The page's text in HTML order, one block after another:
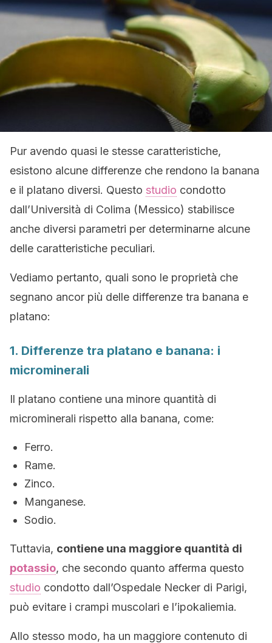
Pur avendo quasi le stesse caratteristiche,
esistono alcune differenze che rendono la banana
e il platano diversi. Questo studio condotto
dall’Università di Colima (Messico) stabilisce
anche diversi parametri per determinarne alcune
delle caratteristiche peculiari.
Vediamo pertanto, quali sono le proprietà che
segnano ancor più delle differenze tra banana e
platano:
1. Differenze tra platano e banana: i
microminerali
Il platano contiene una minore quantità di
microminerali rispetto alla banana, come:
Ferro.
Rame.
Zinco.
Manganese.
Sodio.
Tuttavia, contiene una maggiore quantità di
potassio, che secondo quanto afferma questo
studio condotto dall’Ospedale Necker di Parigi,
può evitare i crampi muscolari e l’ipokaliemia.
Allo stesso modo, ha un maggiore contenuto di